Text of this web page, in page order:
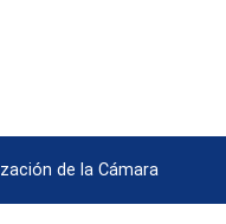
de la Cámara